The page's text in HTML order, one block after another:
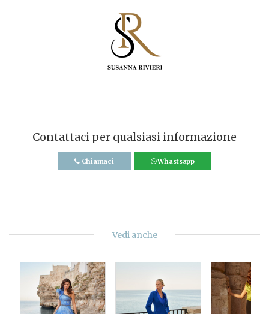
Contattaci per qualsiasi informazione
Chiamaci Whastsapp
Vedi anche